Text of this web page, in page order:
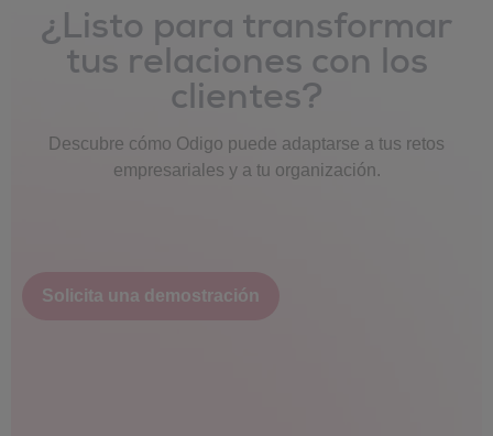
¿Listo para transformar
tus relaciones con los
clientes?
Descubre cómo Odigo puede adaptarse a tus retos
empresariales y a tu organización.
Solicita una demostración